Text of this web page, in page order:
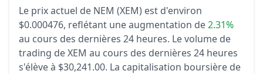
Le prix actuel de NEM (XEM) est d'environ
$0.000476, reflétant une augmentation de2.31%
au cours des dernières 24 heures. Le volume de
trading de XEM au cours des dernières 24 heures
s'élève à $30,241.00. La capitalisation boursière de